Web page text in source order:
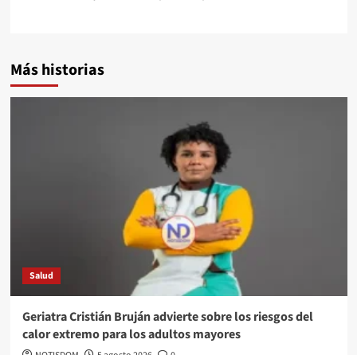
Más historias
Salud
Geriatra Cristián Bruján advierte sobre los riesgos del
calor extremo para los adultos mayores